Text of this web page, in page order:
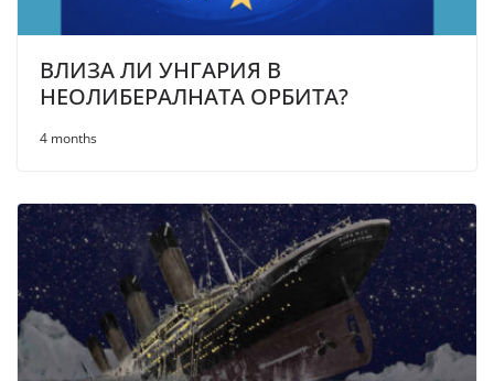
ВЛИЗА ЛИ УНГАРИЯ В
НЕОЛИБЕРАЛНАТА ОРБИТА?
4 months